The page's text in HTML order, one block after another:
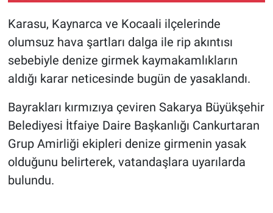
Karasu, Kaynarca ve Kocaali ilçelerinde
olumsuz hava şartları dalga ile rip akıntısı
sebebiyle denize girmek kaymakamlıkların
aldığı karar neticesinde bugün de yasaklandı.
Bayrakları kırmızıya çeviren Sakarya Büyükşehir
Belediyesi İtfaiye Daire Başkanlığı Cankurtaran
Grup Amirliği ekipleri denize girmenin yasak
olduğunu belirterek, vatandaşlara uyarılarda
bulundu.